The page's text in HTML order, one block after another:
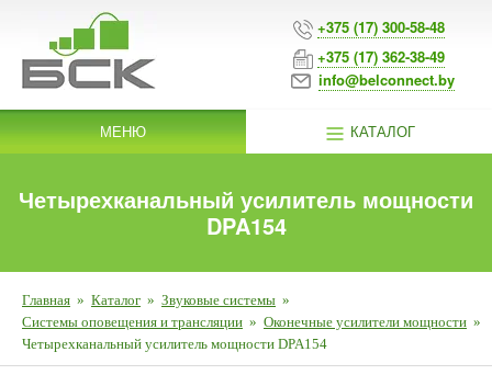
+375 (17) 300-58-48
+375 (17) 362-38-49
info@belconnect.by
МЕНЮ КАТАЛОГ
Четырехканальный усилитель мощности
DPA154
Главная » Каталог » Звуковые системы »
Системы оповещения и трансляции » Оконечные усилители мощности »
Четырехканальный усилитель мощности DPA154